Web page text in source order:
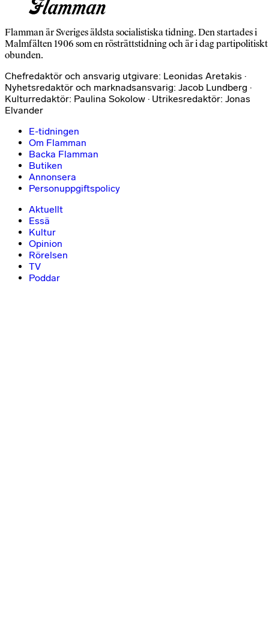
Flamman är Sveriges äldsta socialistiska tidning. Den startades i
Malmfälten 1906 som en rösträttstidning och är i dag partipolitiskt
obunden.
Chefredaktör och ansvarig utgivare: Leonidas Aretakis ·
Nyhetsredaktör och marknadsansvarig: Jacob Lundberg ·
Kulturredaktör: Paulina Sokolow · Utrikesredaktör: Jonas
Elvander
E-tidningen
Om Flamman
Backa Flamman
Butiken
Annonsera
Personuppgiftspolicy
Aktuellt
Essä
Kultur
Opinion
Rörelsen
TV
Poddar